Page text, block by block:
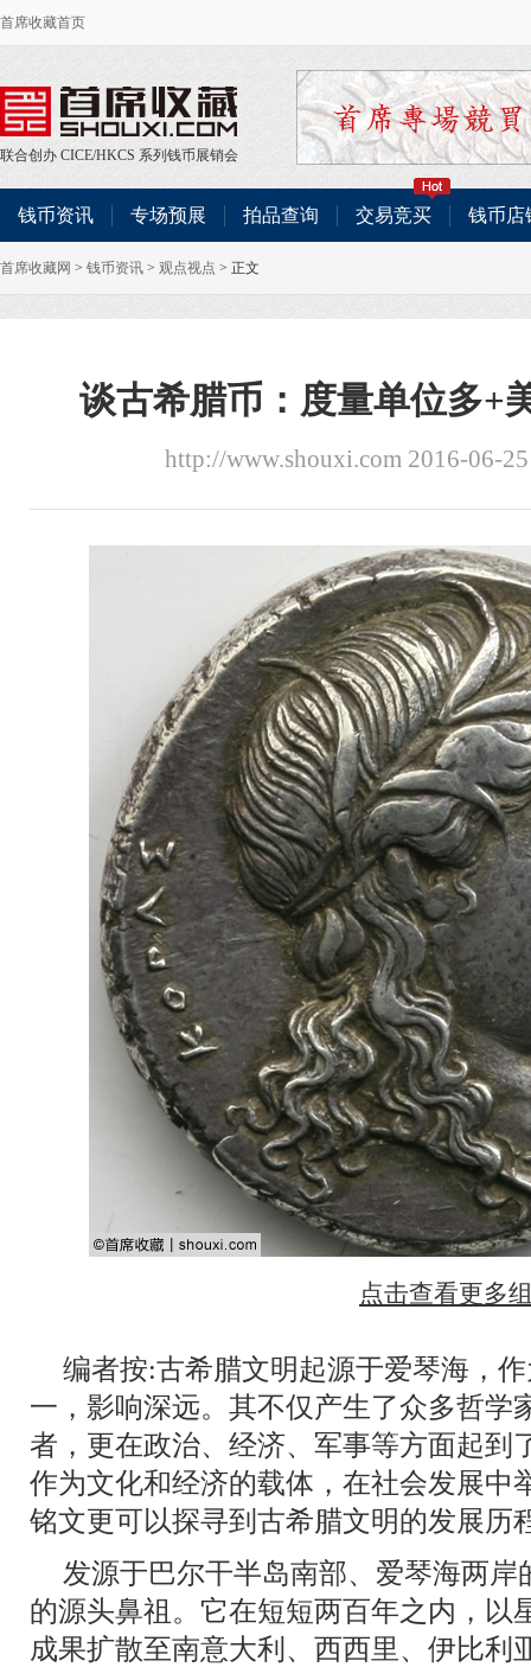
首席收藏首页
联合创办 CICE/HKCS 系列钱币展销会
钱币资讯 专场预展 拍品查询 交易竞买 钱币店
首席收藏网 > 钱币资讯 > 观点视点 > 正文
谈古希腊币：度量单位多+
http://www.shouxi.com 2016-06-
点击查看更多
编者按:古希腊文明起源于爱琴海，
一，影响深远。其不仅产生了众多哲学
者，更在政治、经济、军事等方面起到
作为文化和经济的载体，在社会发展中
铭文更可以探寻到古希腊文明的发展历
发源于巴尔干半岛南部、爱琴海两
的源头鼻祖。它在短短两百年之内，以
成果扩散至南意大利、西西里、伊比利